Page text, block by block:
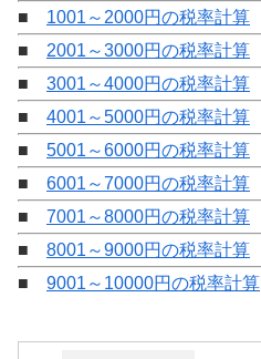
■ 1001～2000円の税率計算
■ 2001～3000円の税率計算
■ 3001～4000円の税率計算
■ 4001～5000円の税率計算
■ 5001～6000円の税率計算
■ 6001～7000円の税率計算
■ 7001～8000円の税率計算
■ 8001～9000円の税率計算
■ 9001～10000円の税率計算